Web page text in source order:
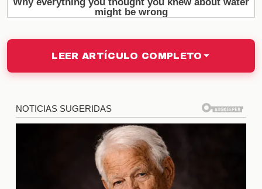
parejas abiertas reportan niveles de satisfacción y
relaciones tradicionales. Es esencial entender que
cada relación es única y que el éxito de una pareja
abierta depende de los acuerdos establecidos entre
Beneficios de una relación
Una relación abierta puede ofrecer múltiples
, como la posibilidad de explorar nuevas
LEER ARTÍCULO COMPLETO